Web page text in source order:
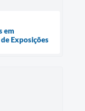
em
Exposições